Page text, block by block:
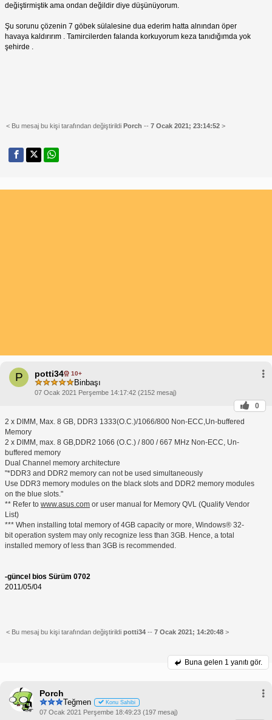
değiştirmiştik ama ondan değildir diye düşünüyorum.
Şu sorunu çözenin 7 göbek sülalesine dua ederim hatta alnından öper
havaya kaldırırım . Tamircilerden falanda korkuyorum keza tanıdığımda yok
şehirde .
< Bu mesaj bu kişi tarafından değiştirildi Porch -- 7 Ocak 2021; 23:14:52 >
P potti34 10+
Binbaşı
07 Ocak 2021 Perşembe 14:17:42 (2152 mesaj)
0
2 x DIMM, Max. 8 GB, DDR3 1333(O.C.)/1066/800 Non-ECC,Un-buffered
Memory
2 x DIMM, max. 8 GB,DDR2 1066 (O.C.) / 800 / 667 MHz Non-ECC, Un-
buffered memory
Dual Channel memory architecture
"*DDR3 and DDR2 memory can not be used simultaneously
Use DDR3 memory modules on the black slots and DDR2 memory modules
on the blue slots."
** Refer to www.asus.com or user manual for Memory QVL (Qualify Vendor
List)
*** When installing total memory of 4GB capacity or more, Windows® 32-
bit operation system may only recognize less than 3GB. Hence, a total
installed memory of less than 3GB is recommended.
-güncel bios Sürüm 0702
2011/05/04
< Bu mesaj bu kişi tarafından değiştirildi potti34 -- 7 Ocak 2021; 14:20:48 >
Buna gelen 1 yanıtı gör.
Porch
Teğmen Konu Sahibi
07 Ocak 2021 Perşembe 18:49:23 (197 mesaj)